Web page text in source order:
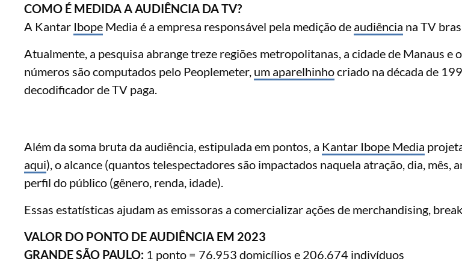
COMO É MEDIDA A AUDIÊNCIA DA TV?
A Kantar IbopeMedia é a empresa responsável pela medição de audiência na TV
Atualmente, a pesquisa abrange treze regiões metropolitanas, a cidade de Manaus e
números são computados pelo Peoplemeter, um aparelhinhocriado na década de
decodificador de TV paga.
Além da soma bruta da audiência, estipulada em pontos, a Kantar Ibope Media
aqui), o alcance (quantos telespectadores são impactados naquela atração, dia, mês,
perfil do público (gênero, renda, idade).
Essas estatísticas ajudam as emissoras a comercializar ações de merchandising,
VALOR DO PONTO DE AUDIÊNCIA EM 2023
GRANDE SÃO PAULO:1 ponto = 76.953 domicílios e 206.674 indivíduos